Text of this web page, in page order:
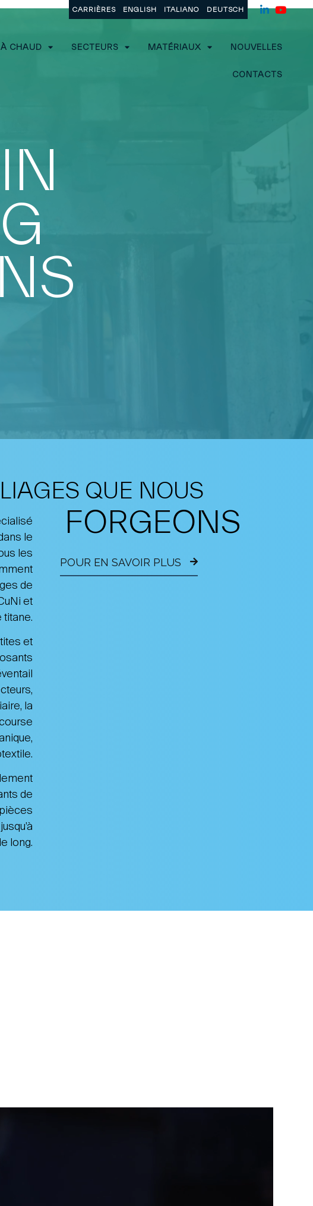
CARRIÈRES ENGLISH ITALIANO DEUTSCH
CHAUD SECTEURS MATÉRIAUX NOUVELLES
CONTACTS
QUE NOUS
le
les
de
et
titane.
et
la
de
long.
FORGEONS
POUR EN SAVOIR PLUS